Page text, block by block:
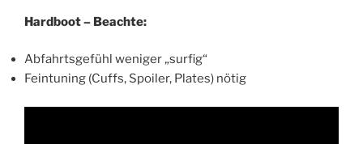
Hardboot – Beachte:
Abfahrtsgefühl weniger „surfig“
Feintuning (Cuffs, Spoiler, Plates) nötig